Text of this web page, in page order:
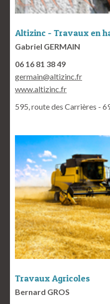
Altizinc - Travaux en
Gabriel GERMAIN
06 16 81 38 49
germain@altizinc.fr
www.altizinc.fr
595, route des Carrières -
Travaux Agricoles
Bernard GROS